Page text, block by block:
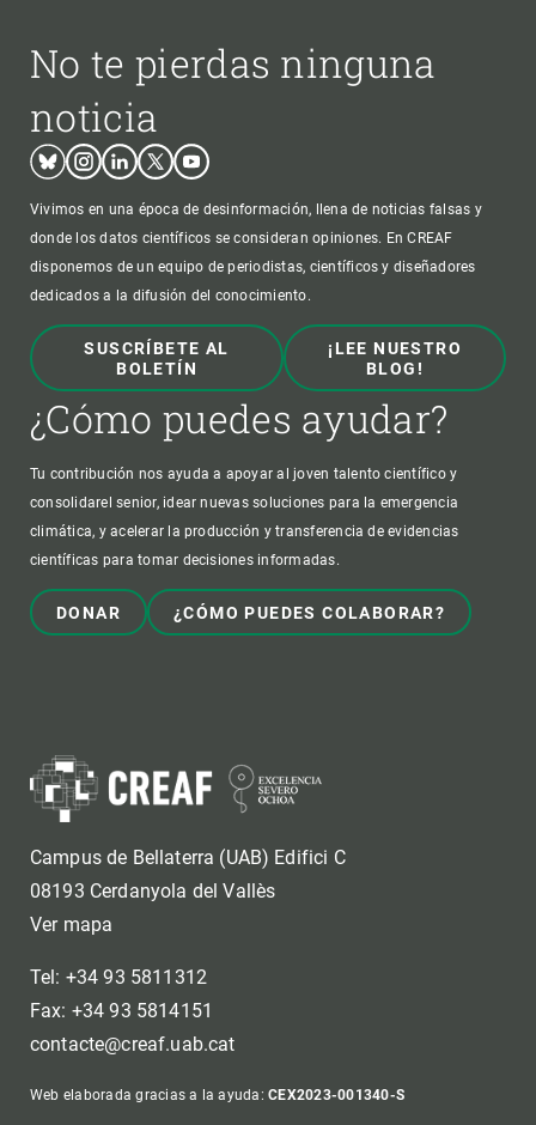
No te pierdas ninguna
noticia
BlueskyInstagram
LinkedinTwitterYoutube
Vivimos en una época de desinformación, llena de noticias falsas y
donde los datos científicos se consideran opiniones. En CREAF
disponemos de un equipo de periodistas, científicos y diseñadores
dedicados a la difusión del conocimiento.
SUSCRÍBETE AL
BOLETÍN
¡LEE NUESTRO
BLOG!
¿Cómo puedes ayudar?
Tu contribución nos ayuda a apoyar al joven talento científico y
consolidarel senior, idear nuevas soluciones para la emergencia
climática, y acelerar la producción y transferencia de evidencias
científicas para tomar decisiones informadas.
DONAR ¿CÓMO PUEDES COLABORAR?
Campus de Bellaterra (UAB) Edifici C
08193 Cerdanyola del Vallès
Ver mapa
Tel: +34 93 5811312
Fax: +34 93 5814151
contacte@creaf.uab.cat
Web elaborada gracias a la ayuda:CEX2023-001340-S